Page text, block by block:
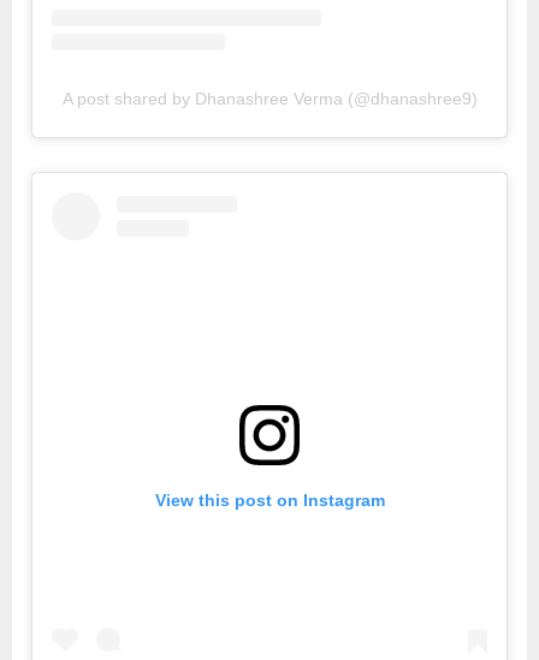
A post shared by Dhanashree Verma (@dhanashree9)
View this post on Instagram